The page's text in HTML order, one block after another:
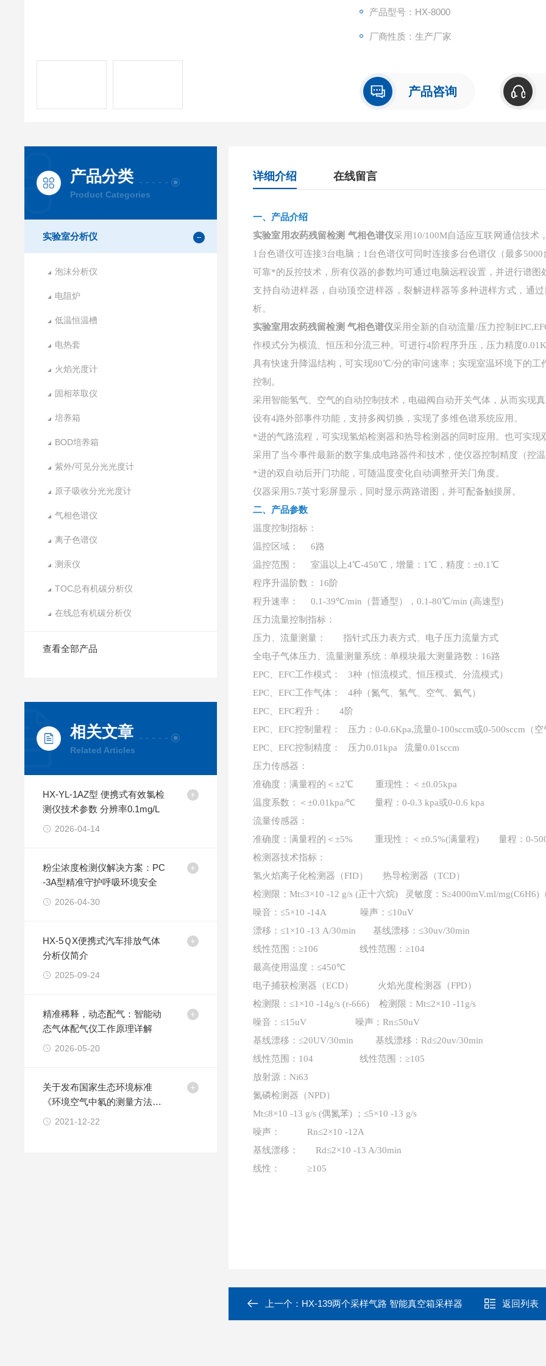
产品型号：HX-8000
厂商性质：生产厂家
产品咨询
产品分类
Product Categories
实验室分析仪
泡沫分析仪
电阻炉
低温恒温槽
电热套
火焰光度计
固相萃取仪
培养箱
BOD培养箱
紫外/可见分光光度计
原子吸收分光光度计
气相色谱仪
离子色谱仪
测汞仪
TOC总有机碳分析仪
在线总有机碳分析仪
查看全部产品
相关文章
Related Articles
HX-YL-1AZ型 便携式有效氯检
测仪技术参数 分辨率0.1mg/L
2026-04-14
粉尘浓度检测仪解决方案：PC
-3A型精准守护呼吸环境安全
2026-04-30
HX-5ＱX便携式汽车排放气体
分析仪简介
2025-09-24
精准稀释，动态配气：智能动
态气体配气仪工作原理详解
2026-05-20
关于发布国家生态环境标准
《环境空气中氡的测量方法》
的公告2021-12-22
详细介绍 在线留言
一、 产品介绍
实验室用农药残留检测 气相色谱仪采用10/100M自适应互联网通信技术
1台色谱仪可连接3台电脑；1台色谱仪可同时连接多台色谱仪（最多
可靠*的反控技术，所有仪器的参数均可通过电脑远程设置，并进行谱图
支持自动进样器，自动顶空进样器，裂解进样器等多种进样方式，通
析。
实验室用农药残留检测 气相色谱仪采用全新的自动流量/压力控制
作模式分为横流、恒压和分流三种。可进行4阶程序升压，压力精度
具有快速升降温结构，可实现80℃/分的审问速率；实现室温环境下的
控制。
采用智能氢气、空气的自动控制技术，电磁阀自动开关气体，从而实现
设有4路外部事件功能，支持多阀切换，实现了多维色谱系统应用。
*进的气路流程，可实现氢焰检测器和热导检测器的同时应用。也可实现
采用了当今事件最新的数字集成电路器件和技术，使仪器控制精度（控
*进的双自动后开门功能，可随温度变化自动调整开关门角度。
仪器采用5.7英寸彩屏显示，同时显示两路谱图，并可配备触摸屏。
二、 产品参数
温度控制指标：
温控区域： 6路
温控范围： 室温以上4℃-450℃，增量：1℃，精度：±0.1℃
程序升温阶数： 16阶
程升速率：
0.1-39℃/min（普通型），0.1-80℃/min (高速型)
压力流量控制指标：
压力、流量测量：
指针式压力表方式、电子压力流量方式
全电子气体压力、流量测量系统：单模块最大测量路数： 16路
EPC、EFC工作模式： 3种（恒流模式、恒压模式、分流模式）
EPC、EFC工作气体： 4种（氮气、氢气、空气、氦气）
EPC、EFC程升： 4阶
EPC、EFC控制量程： 压力：0-0.6Kpa,流量0-100sccm或0-500sccm（空
EPC、EFC控制精度： 压力0.01kpa 流量0.01sccm
压力传感器：
准确度：满量程的＜±2℃ 重现性：＜±0.05kpa
温度系数：＜±0.01kpa/℃ 量程：0-0.3 kpa或0-0.6 kpa
流量传感器：
准确度：满量程的＜±5% 重现性：＜±0.5%(满量程) 量程：0-
检测器技术指标：
氢火焰离子化检测器（FID） 热导检测器（TCD）
检测限：Mt≤3×10 -12 g/s (正十六烷) 灵敏度：S≥4000mV.ml/mg(C6H6)
噪音： ≤5×10 -14A 噪声：≤10uV
漂移： ≤1×10 -13 A/30min 基线漂移：≤30uv/30min
线性范围：≥106 线性范围：≥104
最高使用温度： ≤450℃
电子捕获检测器（ECD） 火焰光度检测器（FPD）
检测限： ≤1×10 -14g/s (r-666) 检测限：Mt≤2×10 -11g/s
噪音： ≤15uV 噪声：Rn≤50uV
基线漂移： ≤20UV/30min 基线漂移：Rd≤20uv/30min
线性范围： 104 线性范围：≥105
放射源：Ni63
氮磷检测器（NPD）
Mt≤8×10 -13 g/s (偶氮苯) ；≤5×10 -13 g/s
噪声： Rn≤2×10 -12A
基线漂移： Rd≤2×10 -13 A/30min
线性： ≥105
上一个： HX-139两个采样气路 智能真空箱采样器 返回列表